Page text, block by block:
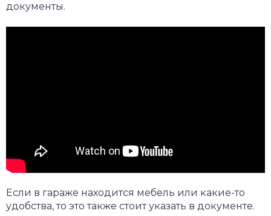
документы.
Если в гараже находится мебель или какие-то
удобства, то это также стоит указать в документе.